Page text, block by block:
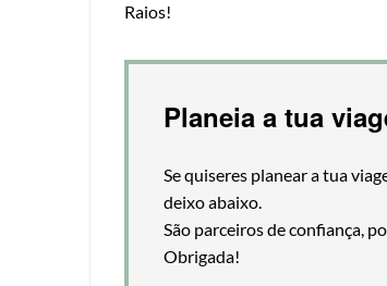
Raios!
Planeia a tua
Se quiseres planear a tua
deixo abaixo.
São parceiros de confiança,
Obrigada!